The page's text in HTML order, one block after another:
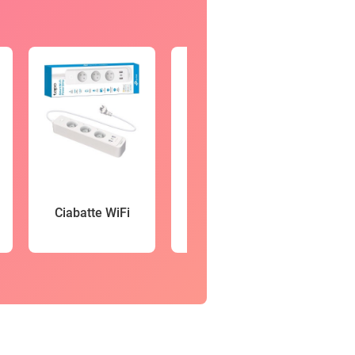
Ciabatte WiFi